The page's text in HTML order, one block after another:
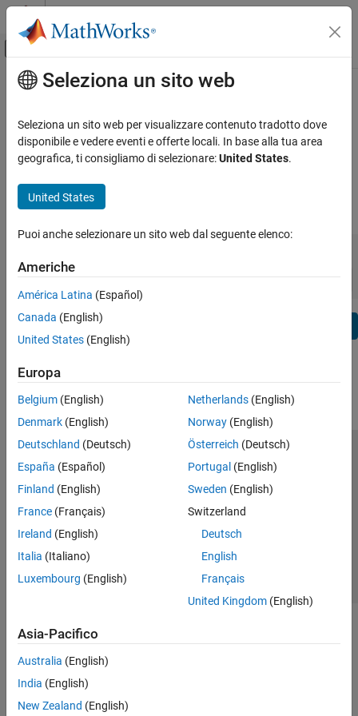
Vai al contenuto
Attiva/disattiva menu di navigazione
Visualizza per: Categoria
Using MATLAB
MATLAB Copilot
Simulink Copilot
Event-Based Modeling
Real-Time Simulation and Testing
Parallel Computing
Reporting and Database Access
Application Deployment
Verification, Validation, and Test
Cloud Capabilities
Teaching and Learning
Applications
AI and Statistics
Mathematics and Optimization
Control Systems
Test and Measurement
RF and Mixed Signal
Contenuto principale
Mixed-Signal Blockset Release
Notes
Bug Reports | Bug Fixes expand all in page
| Release Range:
Text Filter: Mixed-Signal Blockset Release Notes
Seleziona un sito web
Seleziona un sito web per visualizzare contenuto tradotto dove
disponibile e vedere eventi e offerte locali. In base alla tua area
geografica, ti consigliamo di selezionare:United States.
United States
Puoi anche selezionare un sito web dal seguente elenco:
Americhe
América Latina (Español)
Canada (English)
United States (English)
Europa
Belgium (English)
Denmark (English)
Deutschland (Deutsch)
España (Español)
Finland (English)
France (Français)
Ireland (English)
Italia (Italiano)
Luxembourg (English)
Netherlands(English)
Norway(English)
Österreich (Deutsch)
Portugal (English)
Sweden (English)
Switzerland
Deutsch
English
Français
United Kingdom(English)
Asia-Pacifico
Australia (English)
India (English)
New Zealand (English)
Centro di fiducia
Informativa sulla privacy
Antipirateria
Contatti
© 1994-2026 The MathWorks, Inc.